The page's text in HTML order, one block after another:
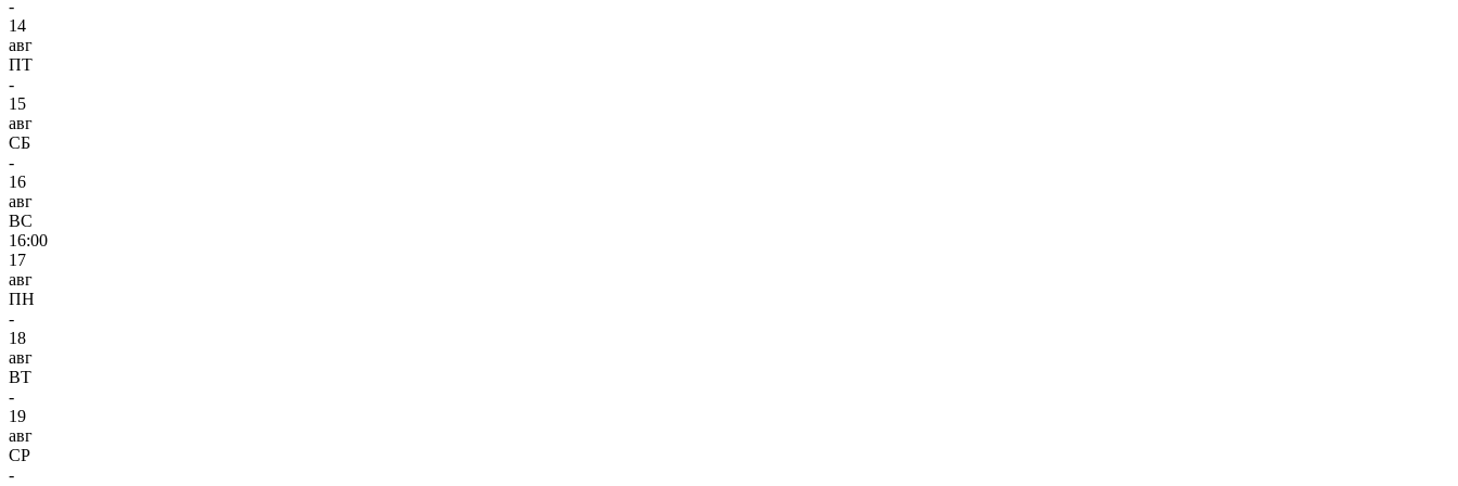
-
14
авг
ПТ
-
15
авг
СБ
-
16
авг
ВС
16:00
17
авг
ПН
-
18
авг
ВТ
-
19
авг
СР
-